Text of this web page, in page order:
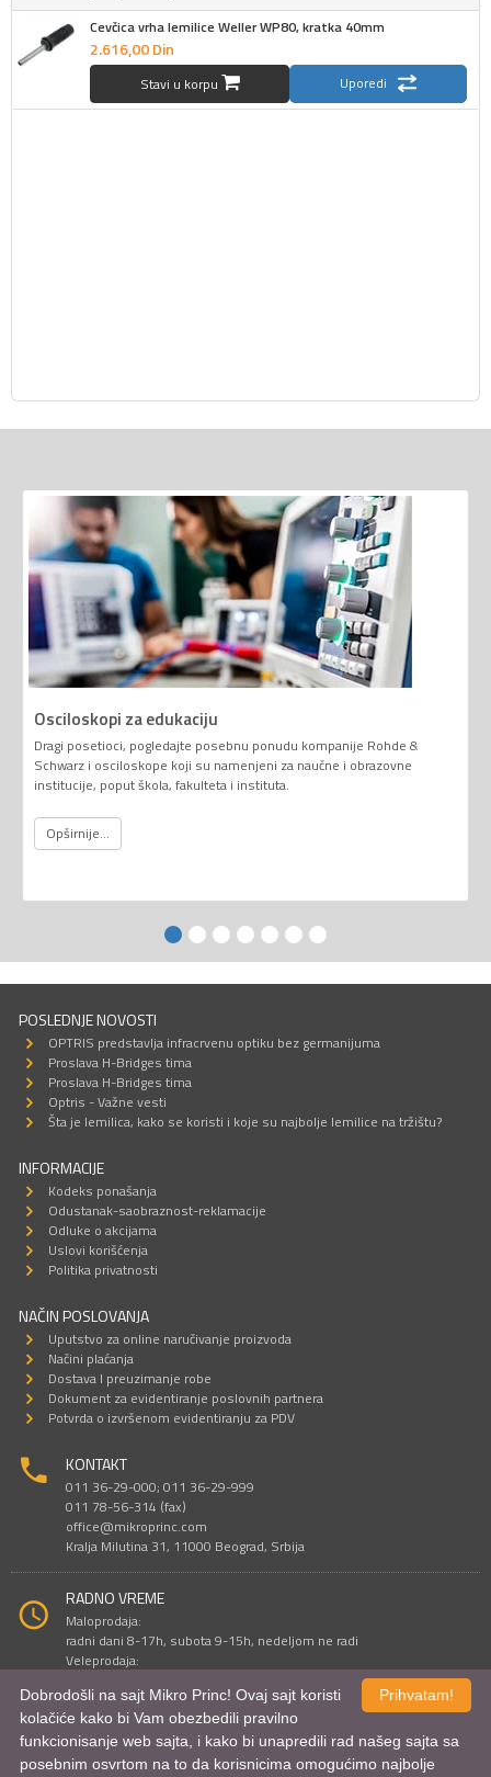
Cevčica vrha lemilice Weller WP80, kratka 40mm
2.616,00Din
Stavi u korpu Uporedi
Osciloskopi za edukaciju
Dragi posetioci, pogledajte posebnu ponudu kompanije Rohde &
Schwarz i osciloskope koji su namenjeni za naučne i obrazovne
institucije, poput škola, fakulteta i instituta.
Opširnije...
POSLEDNJE NOVOSTI
OPTRIS predstavlja infracrvenu optiku bez germanijuma
Proslava H-Bridges tima
Proslava H-Bridges tima
Optris - Važne vesti
Šta je lemilica, kako se koristi i koje su najbolje lemilice na tržištu?
INFORMACIJE
Kodeks ponašanja
Odustanak-saobraznost-reklamacije
Odluke o akcijama
Uslovi korišćenja
Politika privatnosti
NAČIN POSLOVANJA
Uputstvo za online naručivanje proizvoda
Načini plaćanja
Dostava I preuzimanje robe
Dokument za evidentiranje poslovnih partnera
Potvrda o izvršenom evidentiranju za PDV
KONTAKT
011 36-29-000; 011 36-29-999
011 78-56-314 (fax)
office@mikroprinc.com
Kralja Milutina 31, 11000 Beograd, Srbija
RADNO VREME
Maloprodaja:
radni dani 8-17h, subota 9-15h, nedeljom ne radi
Veleprodaja:
Sve cene su iskazane u dinarima. PDV je uračunat u cenu.
© Mikro Princ 1999 - 2026. Sva prava su zadržana.
Prihvatam!
Dobrodošli na sajt Mikro Princ! Ovaj sajt koristi
kolačiće kako bi Vam obezbedili pravilno
funkcionisanje web sajta, i kako bi unapredili rad našeg sajta sa
posebnim osvrtom na to da korisnicima omogućimo najbolje